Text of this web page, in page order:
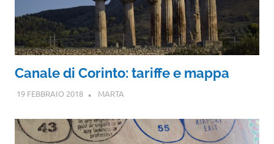
Canale di Corinto: tariffe e mappa
19 FEBBRAIO 2018 MARTA